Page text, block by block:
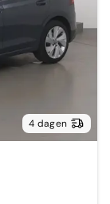
4 dagen